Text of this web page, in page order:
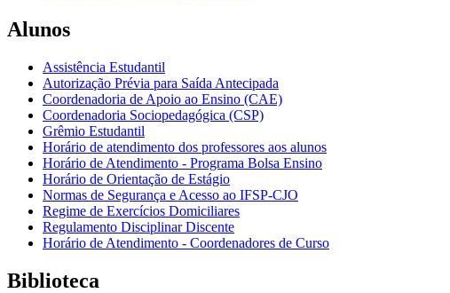
Alunos
Assistência Estudantil
Autorização Prévia para Saída Antecipada
Coordenadoria de Apoio ao Ensino (CAE)
Coordenadoria Sociopedagógica (CSP)
Grêmio Estudantil
Horário de atendimento dos professores aos alunos
Horário de Atendimento - Programa Bolsa Ensino
Horário de Orientação de Estágio
Normas de Segurança e Acesso ao IFSP-CJO
Regime de Exercícios Domiciliares
Regulamento Disciplinar Discente
Horário de Atendimento - Coordenadores de Curso
Biblioteca